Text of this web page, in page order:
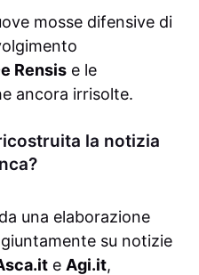
mosse difensive di
Rensis e le
ancora irrisolte.
la notizia
una elaborazione
su notizie
e Agi.it,